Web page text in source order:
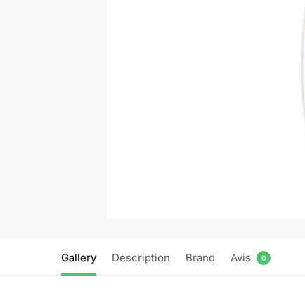
Gallery Description Brand Avis 0